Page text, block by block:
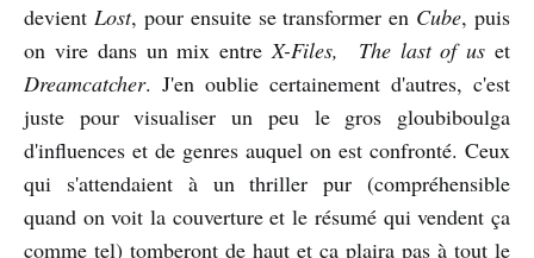
devient Lost, pour ensuite se transformer en Cube, puis
on vire dans un mix entre X-Files, The last of us et
Dreamcatcher. J'en oublie certainement d'autres, c'est
juste pour visualiser un peu le gros gloubiboulga
d'influences et de genres auquel on est confronté. Ceux
qui s'attendaient à un thriller pur (compréhensible
quand on voit la couverture et le résumé qui vendent ça
comme tel) tomberont de haut et ça plaira pas à tout le